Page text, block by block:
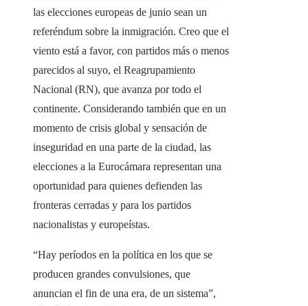
las elecciones europeas de junio sean un
referéndum sobre la inmigración. Creo que el
viento está a favor, con partidos más o menos
parecidos al suyo, el Reagrupamiento
Nacional (RN), que avanza por todo el
continente. Considerando también que en un
momento de crisis global y sensación de
inseguridad en una parte de la ciudad, las
elecciones a la Eurocámara representan una
oportunidad para quienes defienden las
fronteras cerradas y para los partidos
nacionalistas y europeístas.
“Hay períodos en la política en los que se
producen grandes convulsiones, que
anuncian el fin de una era, de un sistema”,